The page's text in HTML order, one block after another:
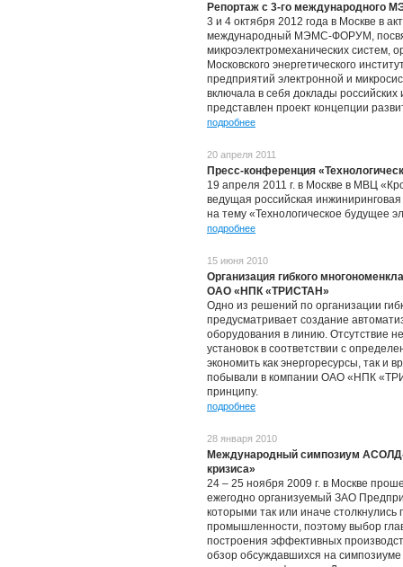
Репортаж с 3-го международного
3 и 4 октября 2012 года в Москве в
международный МЭМС-ФОРУМ,
микроэлектромеханических
Московского энергетического
предприятий электронной и
включала в себя доклады
представлен проект концепции
подробнее
20 апреля 2011
Пресс-конференция
19 апреля 2011 г. в Москве в МВЦ
ведущая российская
на тему «Технологическое будущее
подробнее
15 июня 2010
Организация гибкого
ОАО «НПК «ТРИСТАН»
Одно из решений по организации
предусматривает создание
оборудования в линию. Отсутствие
установок в соответствии с
экономить как энергоресурсы, так
побывали в компании ОАО «НПК
принципу.
подробнее
28 января 2010
Международный симпозиум
кризиса»
24 – 25 ноября 2009 г. в Москве
ежегодно организуемый ЗАО
которыми так или иначе столкнулись
промышленности, поэтому выбор
построения эффективных
обзор обсуждавшихся на